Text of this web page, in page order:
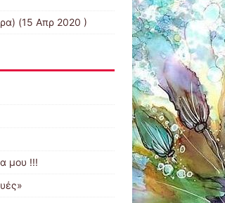
(15 Απρ 2020 )
μου !!!